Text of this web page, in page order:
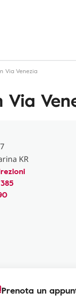
Via Venezia
KR
Prenota un